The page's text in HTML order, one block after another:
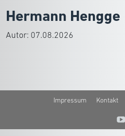
Hermann Hengge
Autor: 07.08.2026
Impressum Kontakt